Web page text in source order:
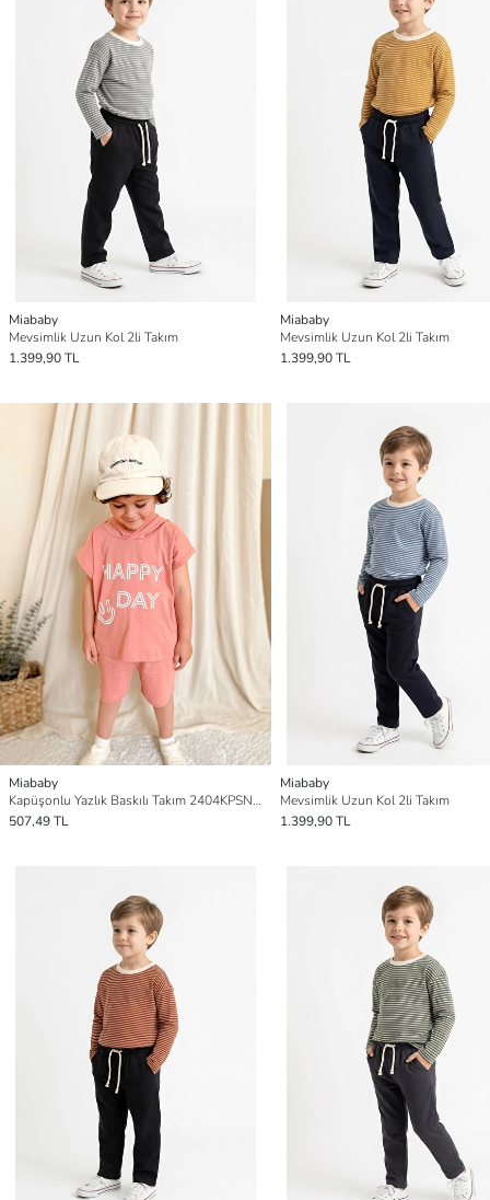
Miababy
Mevsimlik Uzun Kol 2li Takım
1.399,90 TL
Miababy
Mevsimlik Uzun Kol 2li Takım
1.399,90 TL
Miababy
Kapüşonlu Yazlık Baskılı Takım 2404KPSNYZLYK
507,49 TL
Miababy
Mevsimlik Uzun Kol 2li Takım
1.399,90 TL